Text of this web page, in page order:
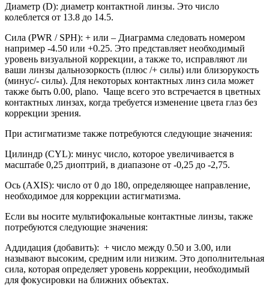
Диаметр (D): диаметр контактной линзы. Это число
колеблется от 13.8 до 14.5.
Сила (PWR / SPH): + или – Диаграмма следовать номером
например -4.50 или +0.25. Это представляет необходимый
уровень визуальной коррекции, а также то, исправляют ли
ваши линзы дальнозоркость (плюс /+ силы) или близорукость
(минус/- силы). Для некоторых контактных линз сила может
также быть 0.00, plano. Чаще всего это встречается в цветных
контактных линзах, когда требуется изменение цвета глаз без
коррекции зрения.
При астигматизме также потребуются следующие значения:
Цилиндр (CYL): минус число, которое увеличивается в
масштабе 0,25 диоптрий, в диапазоне от -0,25 до -2,75.
Ось (AXIS): число от 0 до 180, определяющее направление,
необходимое для коррекции астигматизма.
Если вы носите мультифокальные контактные линзы, также
потребуются следующие значения:
Аддидация (добавить): + число между 0.50 и 3.00, или
называют высоким, средним или низким. Это дополнительная
сила, которая определяет уровень коррекции, необходимый
для фокусировки на ближних объектах.